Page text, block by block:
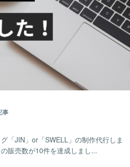
事
「JIN」or「SWELL」の制作代行しま
販売数が10件を達成しまし...